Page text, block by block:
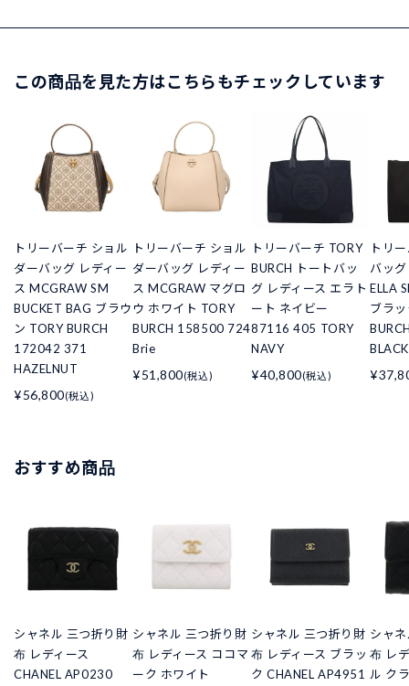
この商品を見た方はこちらもチェックしています
トリーバーチ ショル
ダーバッグ レディー
ス MCGRAW SM
BUCKET BAG ブラウ
ン TORY BURCH
172042 371
HAZELNUT
¥56,800(税込)
トリーバーチ ショル
ダーバッグ レディー
ス MCGRAW マグロ
ウ ホワイト TORY
BURCH 158500 724
Brie
¥51,800(税込)
トリーバーチ TORY
BURCH トートバッ
グ レディース エラト
ート ネイビー
87116 405 TORY
NAVY
¥40,800(税込)
トリ
バッ
ELLA
ブラ
BLACK
おすすめ商品
シャネル 三つ折り財
布 レディース
CHANEL AP0230
シャネル 三つ折り財
布 レディース ココマ
ーク ホワイト
シャネル 三つ折り財
布 レディース ブラッ
ク CHANEL AP4951
シャ
布 レ
ル ク